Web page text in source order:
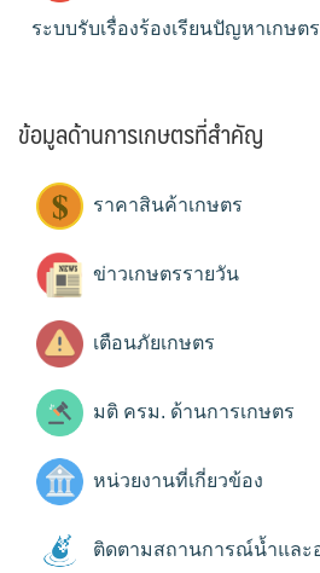
ระบบรับเรื่องร้องเรียนปัญหาเกษต
ข้อมูลด้านการเกษตรที่สำคัญ
ราคาสินค้าเกษตร
ข่าวเกษตรรายวัน
เตือนภัยเกษตร
มติ ครม. ด้านการเกษตร
หน่วยงานที่เกี่ยวข้อง
ติดตามสถานการณ์น้ำและ